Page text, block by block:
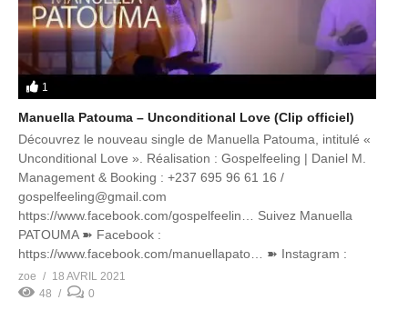
1
Manuella Patouma – Unconditional Love (Clip officiel)
Découvrez le nouveau single de Manuella Patouma, intitulé «
Unconditional Love ». Réalisation : Gospelfeeling | Daniel M.
Management & Booking : +237 695 96 61 16 /
gospelfeeling@gmail.com
https://www.facebook.com/gospelfeelin…​ Suivez Manuella
PATOUMA ➽ Facebook :
https://www.facebook.com/manuellapato…​ ➽ Instagram :
https://www.instagram.com/manuellapat…​ LYRICS When you
cried on the cross It is finished, It is finished Yet […]
zoe
18 AVRIL 2021
48
0